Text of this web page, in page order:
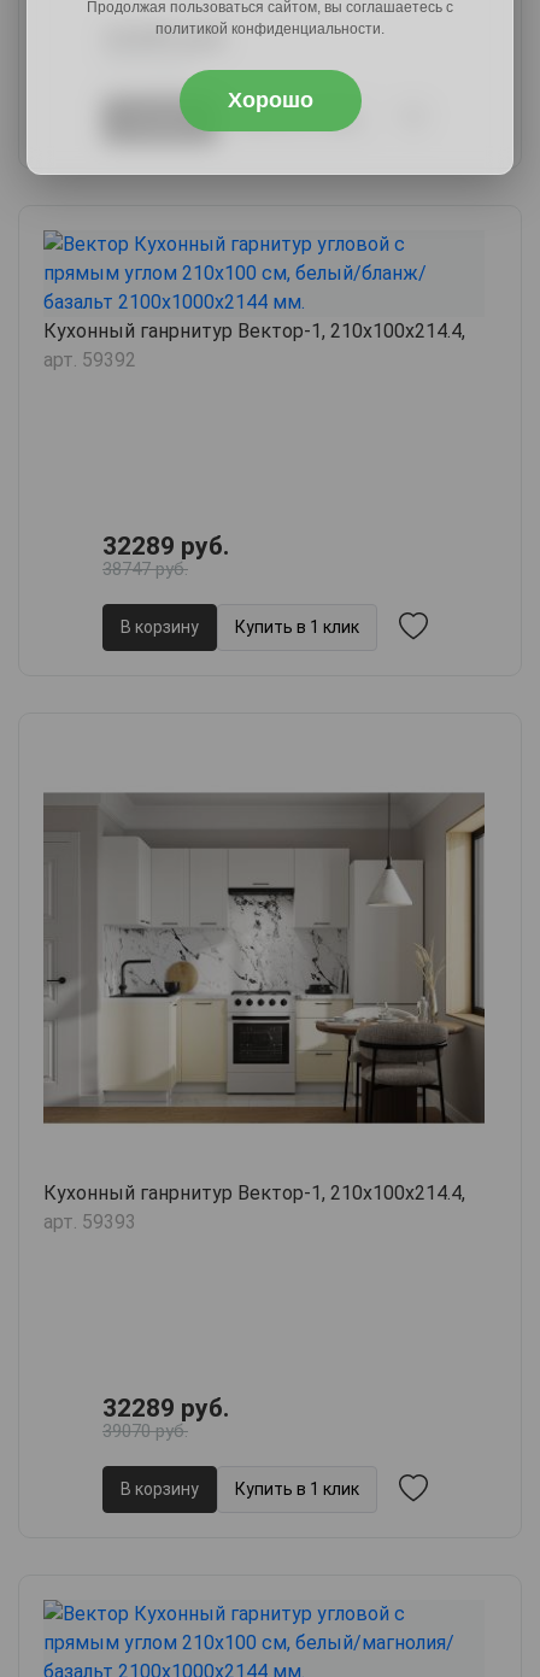
32289 руб.
В корзину Купить в 1 клик
Кухонный ганрнитур Вектор-1, 210х100х214.4,
арт. 59392
32289 руб.
38747 руб.
В корзину Купить в 1 клик
Кухонный ганрнитур Вектор-1, 210х100х214.4,
арт. 59393
32289 руб.
39070 руб.
В корзину Купить в 1 клик
Продолжая пользоваться сайтом, вы соглашаетесь с
политикой конфиденциальности.
Хорошо